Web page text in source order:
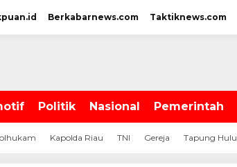
Berkabarnews.com Taktiknews.com
Politik Nasional Pemerintah
Kapolda Riau TNI Gereja Tapung Hulu